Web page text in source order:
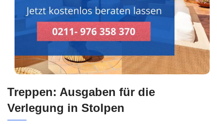
Treppen: Ausgaben für die
Verlegung in Stolpen